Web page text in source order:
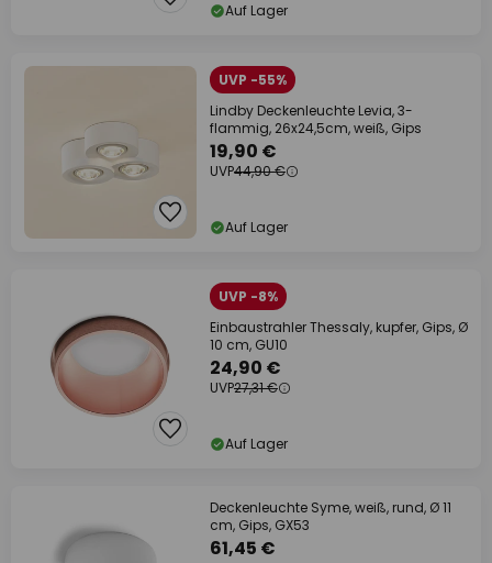
Auf Lager
UVP -55%
Lindby Deckenleuchte Levia, 3-
flammig, 26x24,5cm, weiß, Gips
19,90 €
UVP44,90 €
Auf Lager
UVP -8%
Einbaustrahler Thessaly, kupfer, Gips, Ø
10 cm, GU10
24,90 €
UVP27,31 €
Auf Lager
Deckenleuchte Syme, weiß, rund, Ø 11
cm, Gips, GX53
61,45 €